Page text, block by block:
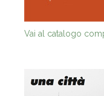
Vai al catalogo